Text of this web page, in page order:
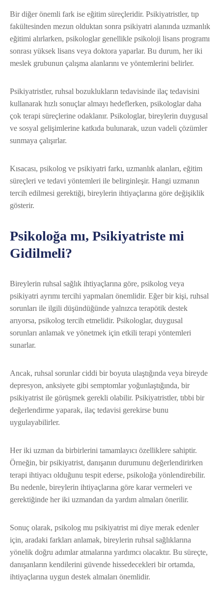
Bir diğer önemli fark ise eğitim süreçleridir. Psikiyatristler, tıp
fakültesinden mezun olduktan sonra psikiyatri alanında uzmanlık
eğitimi alırlarken, psikologlar genellikle psikoloji lisans programı
sonrası yüksek lisans veya doktora yaparlar. Bu durum, her iki
meslek grubunun çalışma alanlarını ve yöntemlerini belirler.
Psikiyatristler, ruhsal bozuklukların tedavisinde ilaç tedavisini
kullanarak hızlı sonuçlar almayı hedeflerken, psikologlar daha
çok terapi süreçlerine odaklanır. Psikologlar, bireylerin duygusal
ve sosyal gelişimlerine katkıda bulunarak, uzun vadeli çözümler
sunmaya çalışırlar.
Kısacası, psikolog ve psikiyatri farkı, uzmanlık alanları, eğitim
süreçleri ve tedavi yöntemleri ile belirginleşir. Hangi uzmanın
tercih edilmesi gerektiği, bireylerin ihtiyaçlarına göre değişiklik
gösterir.
Psikoloğa mı, Psikiyatriste mi
Gidilmeli?
Bireylerin ruhsal sağlık ihtiyaçlarına göre, psikolog veya
psikiyatri ayrımı tercihi yapmaları önemlidir. Eğer bir kişi, ruhsal
sorunları ile ilgili düşündüğünde yalnızca terapötik destek
arıyorsa, psikolog tercih etmelidir. Psikologlar, duygusal
sorunları anlamak ve yönetmek için etkili terapi yöntemleri
sunarlar.
Ancak, ruhsal sorunlar ciddi bir boyuta ulaştığında veya bireyde
depresyon, anksiyete gibi semptomlar yoğunlaştığında, bir
psikiyatrist ile görüşmek gerekli olabilir. Psikiyatristler, tıbbi bir
değerlendirme yaparak, ilaç tedavisi gerekirse bunu
uygulayabilirler.
Her iki uzman da birbirlerini tamamlayıcı özelliklere sahiptir.
Örneğin, bir psikiyatrist, danışanın durumunu değerlendirirken
terapi ihtiyacı olduğunu tespit ederse, psikoloğa yönlendirebilir.
Bu nedenle, bireylerin ihtiyaçlarına göre karar vermeleri ve
gerektiğinde her iki uzmandan da yardım almaları önerilir.
Sonuç olarak, psikolog mu psikiyatrist mi diye merak edenler
için, aradaki farkları anlamak, bireylerin ruhsal sağlıklarına
yönelik doğru adımlar atmalarına yardımcı olacaktır. Bu süreçte,
danışanların kendilerini güvende hissedecekleri bir ortamda,
ihtiyaçlarına uygun destek almaları önemlidir.